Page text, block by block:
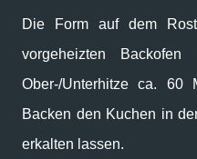
Die Form auf dem
vorgeheizten
Ober-/Unterhitze ca. 60
Backen den Kuchen in
erkalten lassen.